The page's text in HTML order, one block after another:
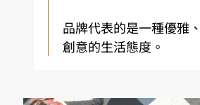
品牌代表的是一種優雅
創意的生活態度。